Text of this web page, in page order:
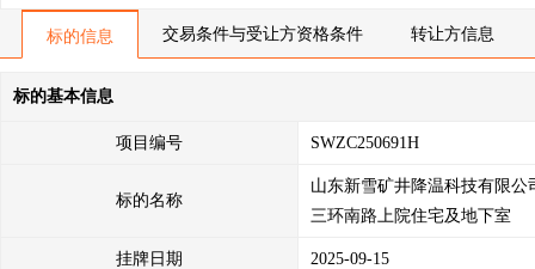
标的信息 交易条件与受让方资格条件 转让方信息
标的基本信息
项目编号 SWZC250691H
标的名称
山东新雪矿井降温科技有限公
三环南路上院住宅及地下室
挂牌日期 2025-09-15